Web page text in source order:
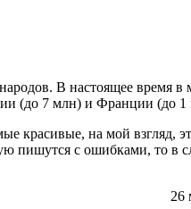
В настоящее время в
(до 7 млн) и Франции (до 1
красивые, на мой
пишутся с ошибками, то в
26